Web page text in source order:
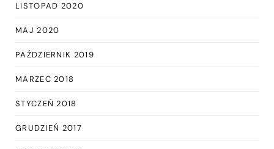
LISTOPAD 2020
MAJ 2020
PAŹDZIERNIK 2019
MARZEC 2018
STYCZEŃ 2018
GRUDZIEŃ 2017